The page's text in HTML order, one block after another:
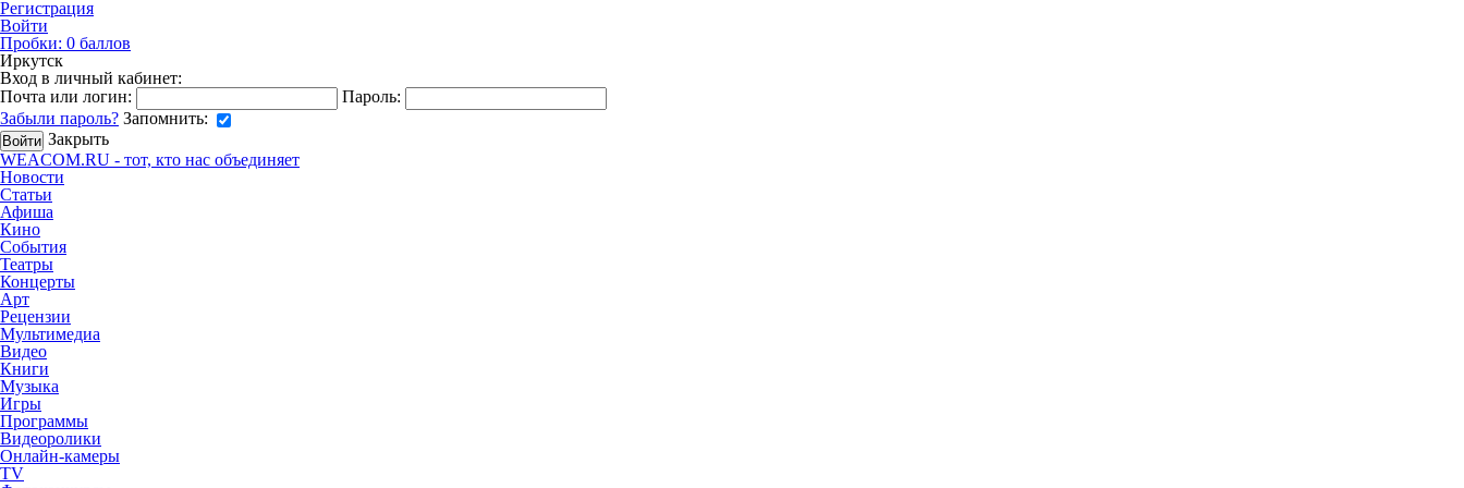
Регистрация
Войти
Пробки: 0 баллов
Иркутск
Вход в личный кабинет:
Почта или логин:
Пароль:
Забыли пароль? Запомнить:
Закрыть
WEACOM.RU - тот, кто нас объединяет
Новости
Статьи
Афиша
Кино
События
Театры
Концерты
Арт
Рецензии
Мультимедиа
Видео
Книги
Музыка
Игры
Программы
Видеоролики
Онлайн-камеры
TV